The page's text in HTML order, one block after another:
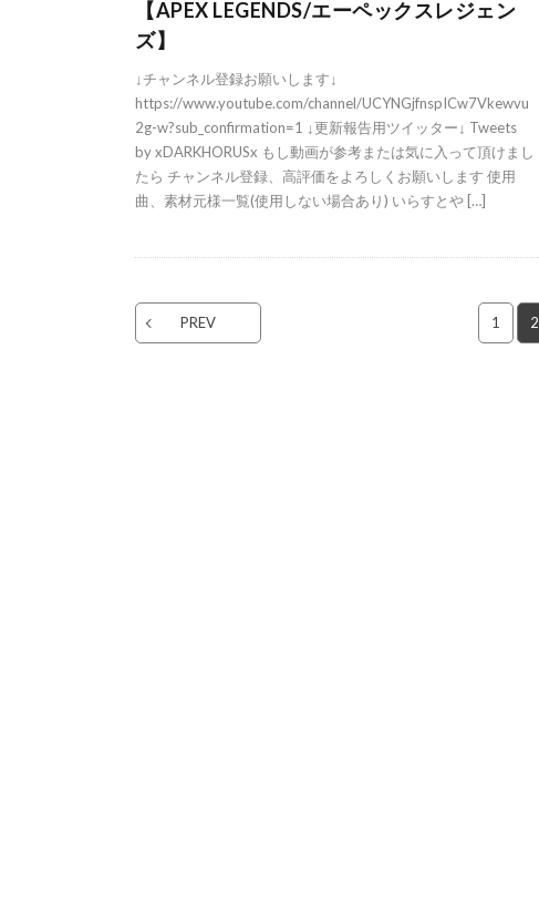
【APEX LEGENDS/エーペックスレジェン
ズ】
↓チャンネル登録お願いします↓
https://www.youtube.com/channel/UCYNGjfnspICw7Vkewvu
2g-w?sub_confirmation=1 ↓更新報告用ツイッター↓ Tweets
by xDARKHORUSx もし動画が参考または気に入って頂けまし
たら チャンネル登録、高評価をよろしくお願いします 使用
曲、素材元様一覧(使用しない場合あり) いらすとや […]
PREV 1 2